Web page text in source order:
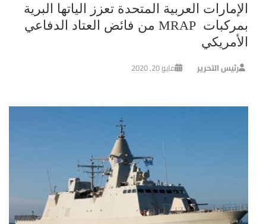
الإمارات العربية المتحدة تعزز الياتها البرية
بمركبات MRAP من فائض العتاد الدفاعي
الأمريكي
رئيس التحرير مايو 20, 2020